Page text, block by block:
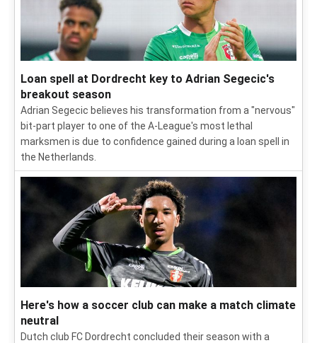
Loan spell at Dordrecht key to Adrian Segecic's
breakout season
Adrian Segecic believes his transformation from a "nervous"
bit-part player to one of the A-League's most lethal
marksmen is due to confidence gained during a loan spell in
the Netherlands.
Here's how a soccer club can make a match climate
neutral
Dutch club FC Dordrecht concluded their season with a